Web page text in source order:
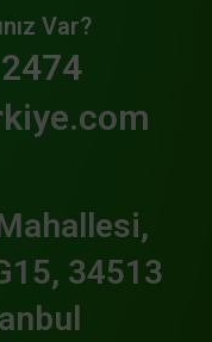
Var?
34513